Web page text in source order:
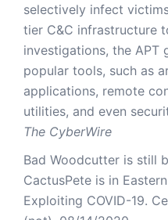
selectively infect
tier C&C infrastructure
investigations, the APT
popular tools, such as
applications, remote
utilities, and even
The CyberWire
Bad Woodcutter is still
CactusPete is in
Exploiting COVID-19.